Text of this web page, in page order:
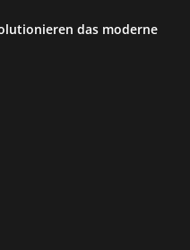
das moderne